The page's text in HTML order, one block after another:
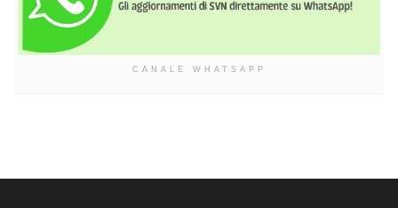
CANALE WHATSAPP